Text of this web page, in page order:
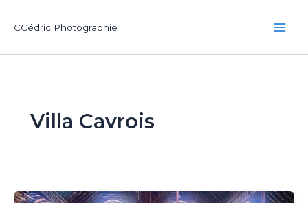
CCédric Photographie
Villa Cavrois